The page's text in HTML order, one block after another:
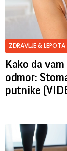
ZDRAVLJE & LEPOTA
Kako da
odmor:
putnike